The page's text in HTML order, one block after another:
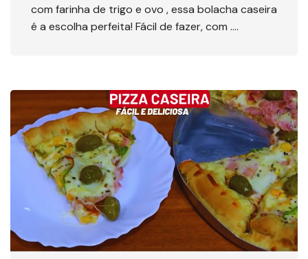
com farinha de trigo e ovo , essa bolacha caseira
é a escolha perfeita! Fácil de fazer, com ….